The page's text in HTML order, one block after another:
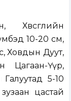
Хөвсгөлийн
10-20 см,
Ховдын Дуут,
Цагаан-Үүр,
5-10
цастай